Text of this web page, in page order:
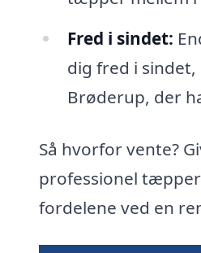
Fred i sindet:
dig fred i
Brøderup, der
Så hvorfor vente?
professionel
fordelene ved en